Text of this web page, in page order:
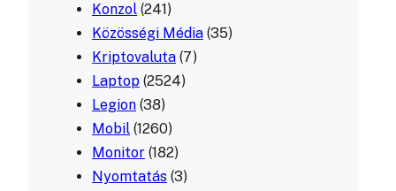
Konzol (241)
Közösségi Média (35)
Kriptovaluta (7)
Laptop (2524)
Legion (38)
Mobil (1260)
Monitor (182)
Nyomtatás (3)